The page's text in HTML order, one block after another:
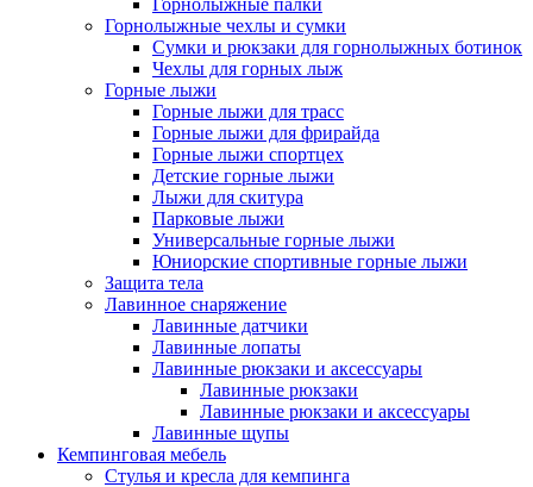
Горнолыжные палки
Горнолыжные чехлы и сумки
Сумки и рюкзаки для горнолыжных ботинок
Чехлы для горных лыж
Горные лыжи
Горные лыжи для трасс
Горные лыжи для фрирайда
Горные лыжи спортцех
Детские горные лыжи
Лыжи для скитура
Парковые лыжи
Универсальные горные лыжи
Юниорские спортивные горные лыжи
Защита тела
Лавинное снаряжение
Лавинные датчики
Лавинные лопаты
Лавинные рюкзаки и аксессуары
Лавинные рюкзаки
Лавинные рюкзаки и аксессуары
Лавинные щупы
Кемпинговая мебель
Стулья и кресла для кемпинга